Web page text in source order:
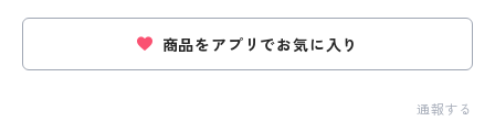
商品をアプリでお気に入り
通報する